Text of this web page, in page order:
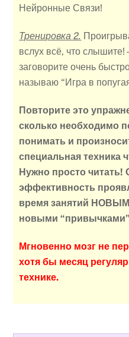
Нейронные Связи!
Тренировка 2.
вслух всё, что слышите!
заговорите очень
называю “Игра в
Повторите это
сколько необходимо
понимать и
специальная техника
Нужно просто читать!
эффективность
время занятий
новыми
Мгновенно мозг не
хотя бы месяц
технике.